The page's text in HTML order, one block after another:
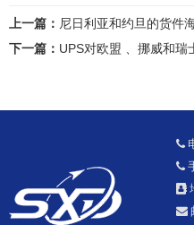
上一篇： 尼日利亚和约旦的货件
下一篇： UPS对欧盟 、挪威和瑞